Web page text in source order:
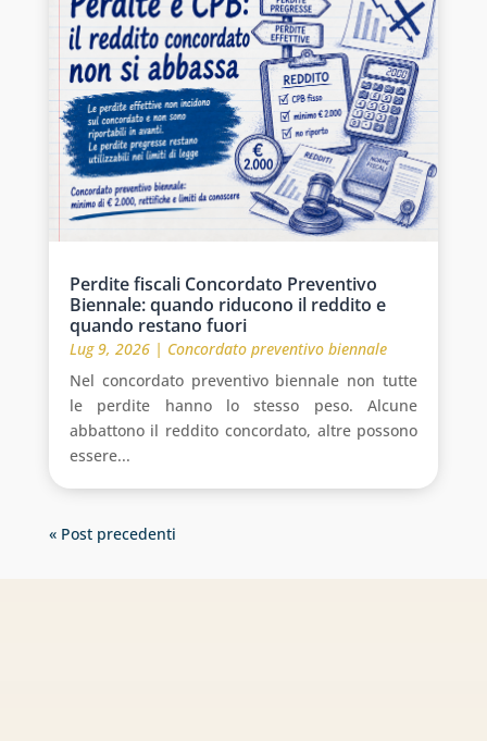
Perdite fiscali Concordato Preventivo
Biennale: quando riducono il reddito e
quando restano fuori
Lug 9, 2026| Concordato preventivo biennale
Nel concordato preventivo biennale non tutte
le perdite hanno lo stesso peso. Alcune
abbattono il reddito concordato, altre possono
essere...
« Post precedenti